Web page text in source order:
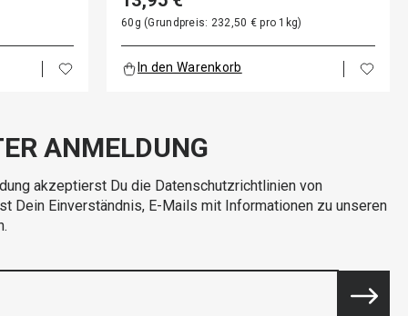
60g (Grundpreis: 232,50 € pro 1kg)
In den Warenkorb
ANMELDUNG
akzeptierst Du die Datenschutzrichtlinien von
Dein Einverständnis, E-Mails mit Informationen zu unseren